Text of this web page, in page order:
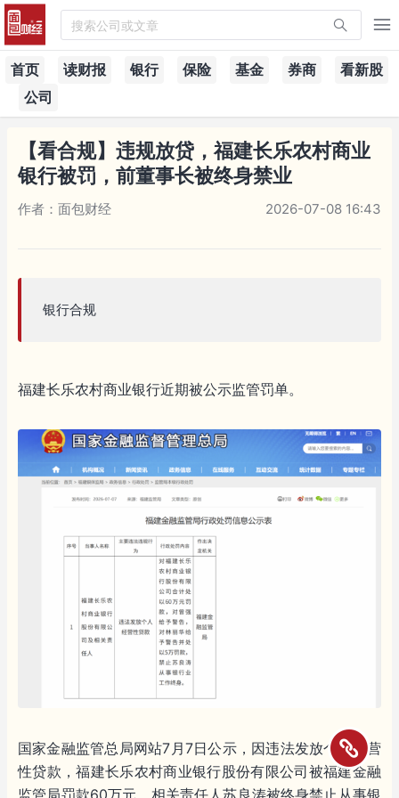
搜索公司或文章
首页 读财报 银行 保险 基金 券商
看新股
公司
【看合规】违规放贷，福建长乐农村商业
银行被罚，前董事长被终身禁业
作者：面包财经 2026-07-08 16:43
银行合规
福建长乐农村商业银行近期被公示监管罚单。
国家金融监管总局网站7月7日公示，因违法发放个人经营
性贷款，福建长乐农村商业银行股份有限公司被福建金融
监管局罚款60万元。相关责任人苏良涛被终身禁止从事银